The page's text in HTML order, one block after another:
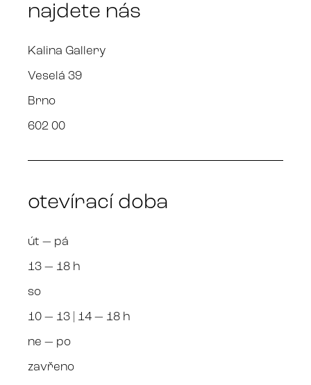
najdete nás
Kalina Gallery
Veselá 39
Brno
602 00
otevírací doba
út — pá
13 — 18 h
so
10 — 13 | 14 — 18 h
ne — po
zavřeno